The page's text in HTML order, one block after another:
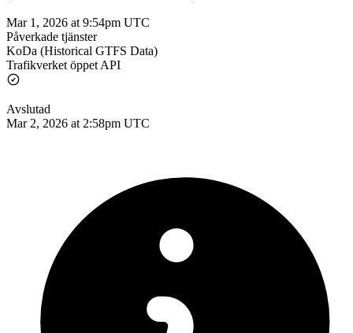
Mar 1, 2026 at 9:54pm UTC
Påverkade tjänster
KoDa (Historical GTFS Data)
Trafikverket öppet API
Avslutad
Mar 2, 2026 at 2:58pm UTC